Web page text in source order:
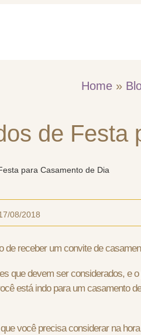
Home »
de Festa
08/2018
de receber um convite de
que devem ser considerados, e
está indo para um casamento
você precisa considerar na